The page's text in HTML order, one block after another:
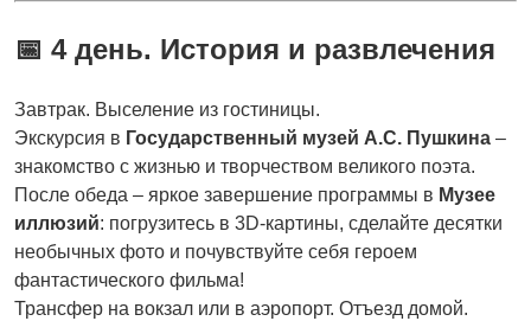
📅 4 день. История и развлечения
Завтрак. Выселение из гостиницы.
Экскурсия в Государственный музей А.С. Пушкина –
знакомство с жизнью и творчеством великого поэта.
После обеда – яркое завершение программы в Музее
иллюзий: погрузитесь в 3D-картины, сделайте десятки
необычных фото и почувствуйте себя героем
фантастического фильма!
Трансфер на вокзал или в аэропорт. Отъезд домой.